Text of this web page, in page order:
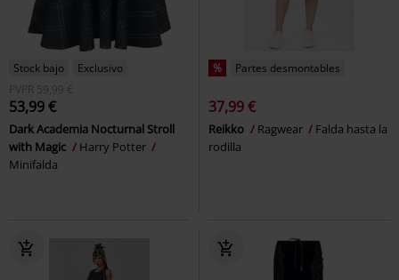
Stock bajo
Exclusivo
PVPR
59,99 €
53,99 €
Dark Academia Nocturnal Stroll
with Magic
Harry Potter
Minifalda
% Partes desmontables
37,99 €
Reikko Ragwear
Falda hasta la
rodilla